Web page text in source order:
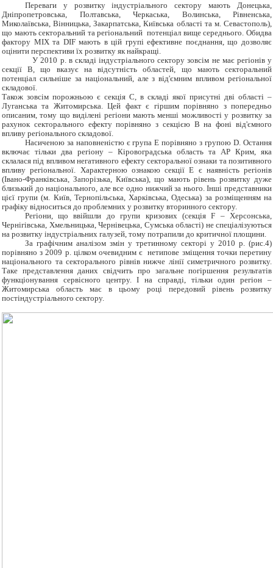
Переваги у розвитку індустріального сектору мають Донецька,
Дніпропетровська, Полтавська, Черкаська, Волинська, Рівненська,
Миколаївська, Вінницька, Закарпатська, Київська області та м. Севастополь),
що мають секторальний та регіональний потенціал вище середнього. Обидва
фактору MIX та DIF мають в цій групі ефективне поєднання, що дозволяє
оцінити перспективи їх розвитку як найкращі.
У 2010 р. в складі індустріального сектору зовсім не має регіонів у
секції В, що вказує на відсутність областей, що мають секторальний
потенціал сильніше за національний, але з від'ємним впливом регіональної
складової.
Також зовсім порожньою є секція С, в складі якої присутні дві області –
Луганська та Житомирська. Цей факт є гіршим порівняно з попередньо
описаним, тому що виділені регіони мають менші можливості у розвитку за
рахунок секторального ефекту порівняно з секцією В на фоні від'ємного
впливу регіонального складової.
Насиченою за наповненістю є група Е порівняно з групою D. Остання
включає тільки два регіону – Кіровоградська область та АР Крим, яка
склалася під впливом негативного ефекту секторальної ознаки та позитивного
впливу регіональної. Характерною ознакою секції Е є наявність регіонів
(Івано-Франківська, Запорізька, Київська), що мають рівень розвитку дуже
близький до національного, але все одно нижчий за нього. Інші представники
цієї групи (м. Київ, Тернопільська, Харківська, Одеська) за розміщенням на
графіку відноситься до проблемних у розвитку вторинного сектору.
Регіони, що ввійшли до групи кризових (секція F – Херсонська,
Чернігівська, Хмельницька, Чернівецька, Сумська області) не спеціалізуються
на розвитку індустріальних галузей, тому потрапили до критичної площини.
За графічним аналізом змін у третинному секторі у 2010 р. (рис.4)
порівняно з 2009 р. цілком очевидним є нетипове зміщення точки перетину
національного та секторального рівнів нижче лінії симетричного розвитку.
Таке представлення даних свідчить про загальне погіршення результатів
функціонування сервісного центру. І на справді, тільки один регіон –
Житомирська область має в цьому році передовий рівень розвитку
постіндустріального сектору.